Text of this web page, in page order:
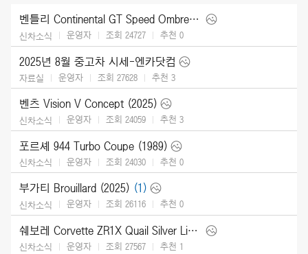
벤틀리 Continental GT Speed Ombre by Mulliner (2025)
신차소식 운영자 조회 24727 추천 0
2025년 8월 중고차 시세-엔카닷컴
자료실 운영자 조회 27628 추천 3
벤츠 Vision V Concept (2025)
신차소식 운영자 조회 24059 추천 3
포르셰 944 Turbo Coupe (1989)
신차소식 운영자 조회 24030 추천 0
부가티 Brouillard (2025) (1)
신차소식 운영자 조회 26116 추천 0
쉐보레 Corvette ZR1X Quail Silver Limited Edition (2026)
신차소식 운영자 조회 27567 추천 1